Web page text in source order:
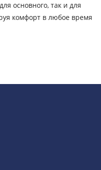
основного, так и для
комфорт в любое время